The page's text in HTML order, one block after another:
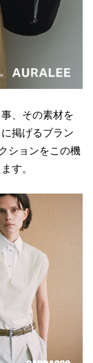
、その素材を
掲げるブラン
ションをこの機
す。